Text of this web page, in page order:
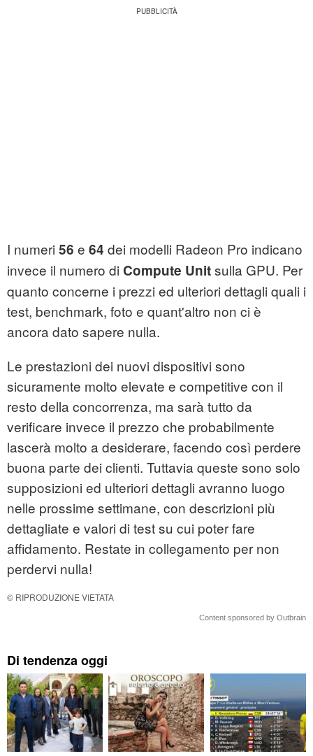
I numeri 56 e 64 dei modelli Radeon Pro indicano
invece il numero di Compute Unitsulla GPU. Per
quanto concerne i prezzi ed ulteriori dettagli quali i
test, benchmark, foto e quant'altro non ci è
ancora dato sapere nulla.
Le prestazioni dei nuovi dispositivi sono
sicuramente molto elevate e competitive con il
resto della concorrenza, ma sarà tutto da
verificare invece il prezzo che probabilmente
lascerà molto a desiderare, facendo così perdere
buona parte dei clienti. Tuttavia queste sono solo
supposizioni ed ulteriori dettagli avranno luogo
nelle prossime settimane, con descrizioni più
dettagliate e valori di test su cui poter fare
affidamento. Restate in collegamento per non
perdervi nulla!
© RIPRODUZIONE VIETATA
Content sponsored by Outbrain
Di tendenza oggi